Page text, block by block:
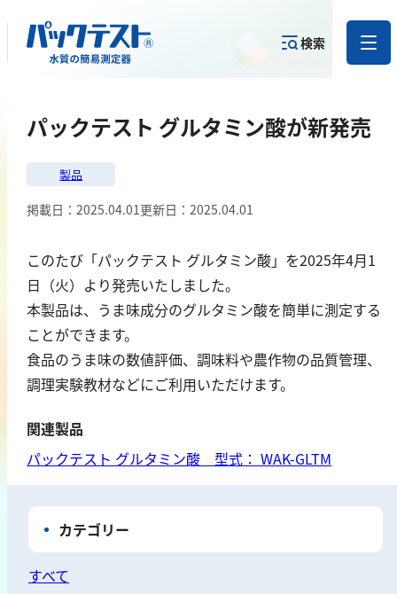
検索
パックテスト グルタミン酸が新発売
製品
掲載日：2025.04.01更新日：2025.04.01
このたび「パックテスト グルタミン酸」を2025年4月1
日（火）より発売いたしました。
本製品は、うま味成分のグルタミン酸を簡単に測定する
ことができます。
食品のうま味の数値評価、調味料や農作物の品質管理、
調理実験教材などにご利用いただけます。
関連製品
パックテスト グルタミン酸 型式： WAK-GLTM
カテゴリー
すべて
ら
製品を探す
目的から
製品を探す
カテゴリー
で探す
アルミニウム
カドミウム
金
銀
クロム
銅
鉛
マンガン
モリブデン
金属総量